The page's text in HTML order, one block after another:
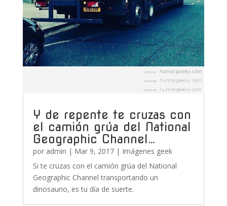
Y de repente te cruzas con
el camión grúa del National
Geographic Channel…
por admin | Mar 9, 2017| Imágenes geek
Si te cruzas con el camión grúa del National
Geographic Channel transportando un
dinosaurio, es tu día de suerte.